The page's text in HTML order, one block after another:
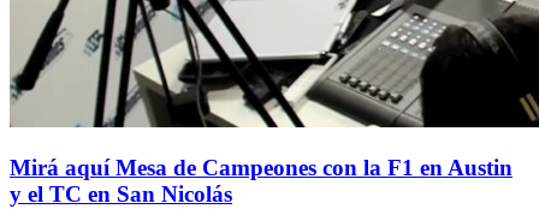
Mirá aquí Mesa de Campeones con la F1 en Austin
y el TC en San Nicolás